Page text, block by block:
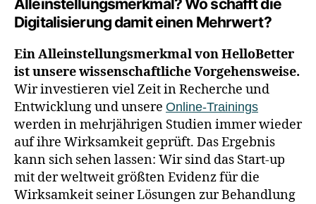
Alleinstellungsmerkmal? Wo schafft die
Digitalisierung damit einen Mehrwert?
Ein Alleinstellungsmerkmal von HelloBetter
ist unsere wissenschaftliche Vorgehensweise.
Wir investieren viel Zeit in Recherche und
Entwicklung und unsere Online-Trainings
werden in mehrjährigen Studien immer wieder
auf ihre Wirksamkeit geprüft. Das Ergebnis
kann sich sehen lassen: Wir sind das Start-up
mit der weltweit größten Evidenz für die
Wirksamkeit seiner Lösungen zur Behandlung